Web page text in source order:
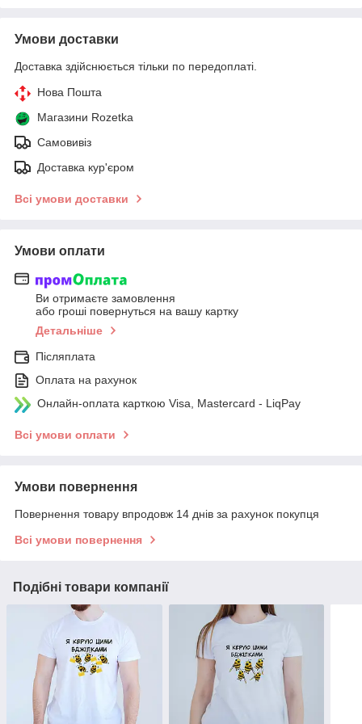
Умови доставки
Доставка здійснюється тільки по передоплаті.
Нова Пошта
Магазини Rozetka
Самовивіз
Доставка кур'єром
Всі умови доставки
Умови оплати
Ви отримаєте замовлення
або гроші повернуться на вашу картку
Детальніше
Післяплата
Оплата на рахунок
Онлайн-оплата карткою Visa, Mastercard - LiqPay
Всі умови оплати
Умови повернення
Повернення товару впродовж 14 днів за рахунок покупця
Всі умови повернення
Подібні товари компанії